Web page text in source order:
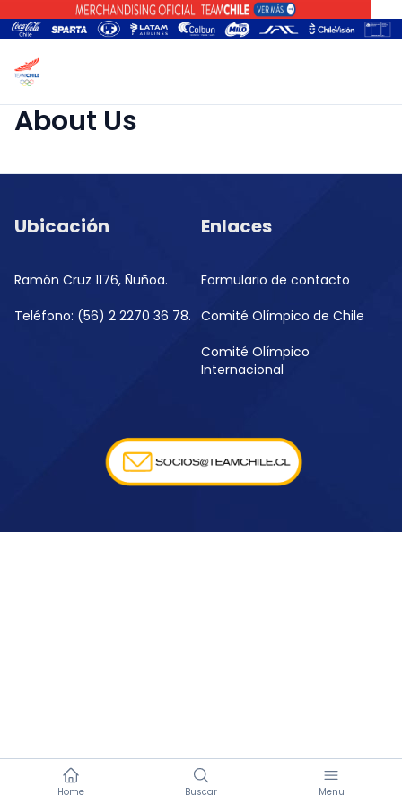
Home Buscar Menu
About Us
Ubicación
Ramón Cruz 1176, Ñuñoa.
Teléfono: (56) 2 2270 36 78.
Enlaces
Formulario de contacto
Comité Olímpico de Chile
Comité Olímpico
Internacional